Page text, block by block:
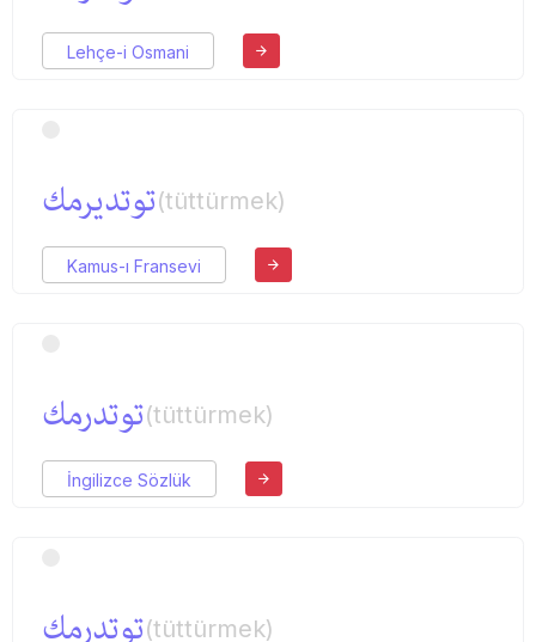
Lehçe-i Osmani
توتدیرمك(tüttürmek)
Kamus-ı Fransevi
توتدرمك(tüttürmek)
İngilizce Sözlük
توتدرمك(tüttürmek)